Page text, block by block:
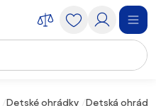
Detské ohrádky Detská